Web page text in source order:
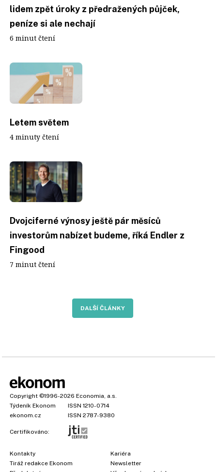
lidem zpět úroky z předražených půjček,
peníze si ale nechají
6 minut čtení
Letem světem
4 minuty čtení
Dvojciferné výnosy ještě pár měsíců
investorům nabízet budeme, říká Endler z
Fingood
7 minut čtení
DALŠÍ ČLÁNKY
Copyright ©1996-2026 Economia, a.s.
Týdeník Ekonom
ISSN 1210-0714
ekonom.cz
ISSN 2787-9380
Certifikováno:
Kontakty
Tiráž redakce Ekonom
Kariéra
Newsletter